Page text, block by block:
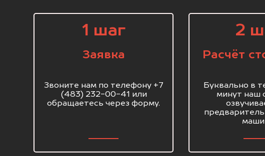
1 шаг
Заявка
Звоните нам по телефону +7
(483) 232-00-41 или
обращаетесь через форму.
2
Расчёт
Буквально в
минут наш